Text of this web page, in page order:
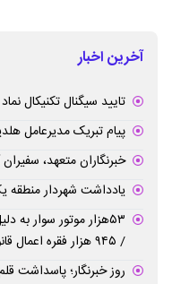
آخرین اخبار
تایید سیگنال تکنیکال
پیام تبریک مدیرعامل
خبرنگاران متعهد،
یادداشت شهردار منطقه
۵۳هزار موتور سوار به
/ ۹۴۵ هزار فقره اعمال قانون تخلفات موتورسواران در سال ۱۴۰۵
روز خبرنگار؛ پاسداشت